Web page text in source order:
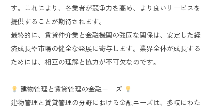
す。これにより、各業者が競争力を高め、より良いサービスを
提供することが期待されます。
最終的に、賃貸仲介業と金融機関の強固な関係は、安定した経
済成長や市場の健全な発展に寄与します。業界全体が成長する
ためには、相互の理解と協力が不可欠なのです。
建物管理と賃貸管理の金融ニーズ
建物管理と賃貸管理の分野における金融ニーズは、多岐にわた